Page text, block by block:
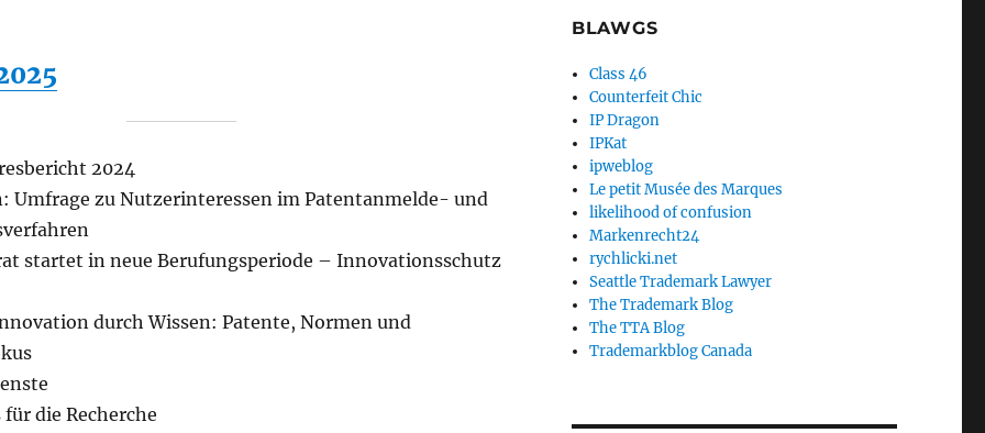
2024
Umfrage zu Nutzerinteressen im Patentanmelde- und
startet in neue Berufungsperiode – Innovationsschutz
durch Wissen: Patente, Normen und
die Recherche
BLAWGS
Class 46
Counterfeit Chic
IP Dragon
IPKat
ipweblog
Le petit Musée des Marques
likelihood of confusion
Markenrecht24
rychlicki.net
Seattle Trademark Lawyer
The Trademark Blog
The TTA Blog
Trademarkblog Canada